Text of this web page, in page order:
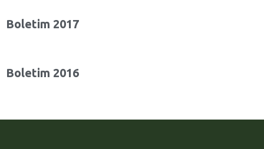
Boletim 2017
Boletim 2016